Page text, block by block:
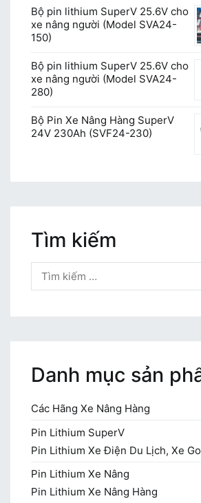
Bộ pin lithium SuperV 25.6V cho
xe nâng người (Model SVA24-
150)
Bộ pin lithium SuperV 25.6V cho
xe nâng người (Model SVA24-
280)
Bộ Pin Xe Nâng Hàng SuperV
24V 230Ah (SVF24-230)
Tìm kiếm
kiếm
cho:
Danh mục sản
Các Hãng Xe Nâng Hàng
Pin Lithium SuperV
Pin Lithium Xe Điện Du Lịch, Xe
Pin Lithium Xe Nâng
Pin Lithium Xe Nâng Hàng